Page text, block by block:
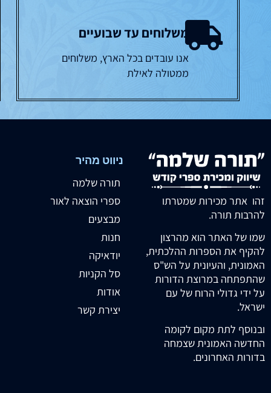
משלוחים עד שבועיים
אנו עובדים בכל הארץ, משלוחים
ממטולה לאילת
זהו אתר מכירות שמטרתו
להרבות תורה.
שמו של האתר הוא מהרצון
להקיף את הספרות ההלכתית,
האמונית, והעיונית על הש"ס
שהתפתחה במרוצת הדורות
על ידי גדולי הרוח של עם
ישראל.
ובנוסף לתת מקום לקומה
החדשה האמונית שצמחה
בדורות האחרונים.
ניווט מהיר
תורה שלמה
ספרי הוצאה לאור
מבצעים
חנות
יודאיקה
סל הקניות
אודות
יצירת קשר